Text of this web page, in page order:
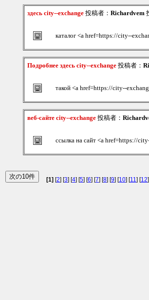
здесь city--exchange 投稿者： Richardvem
каталог <a href=https://city--
Подробнее здесь city--exchange 投稿者：
такой <a href=https://city--
веб-сайте city--exchange 投稿者：
ссылка на сайт <a href=https://
[1] [2] [3] [4] [5] [6] [7] [8] [9] [10] [11] [12